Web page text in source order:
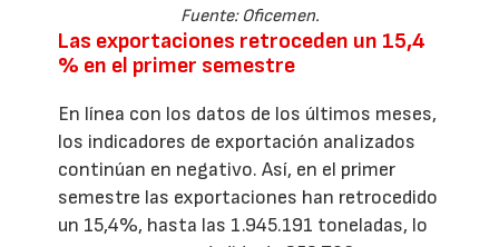
Fuente: Oficemen.
Las exportaciones retroceden un 15,4
% en el primer semestre
En línea con los datos de los últimos meses,
los indicadores de exportación analizados
continúan en negativo. Así, en el primer
semestre las exportaciones han retrocedido
un 15,4%, hasta las 1.945.191 toneladas, lo